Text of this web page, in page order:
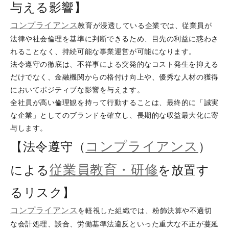
与える影響】
コンプライアンス教育が浸透している企業では、従業員が
法律や社会倫理を基準に判断できるため、目先の利益に惑わさ
れることなく、持続可能な事業運営が可能になります。
法令遵守の徹底は、不祥事による突発的なコスト発生を抑える
だけでなく、金融機関からの格付け向上や、優秀な人材の獲得
においてポジティブな影響を与えます。
全社員が高い倫理観を持って行動することは、最終的に「誠実
な企業」としてのブランドを確立し、長期的な収益最大化に寄
与します。
【法令遵守（ コンプライアンス ）
による従業員教育・研修を放置す
るリスク】
コンプライアンス を軽視した組織では、粉飾決算や不適切
な会計処理、談合、労働基準法違反といった重大な不正が蔓延